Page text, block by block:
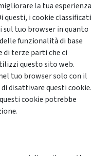
la tua esperienza
questi, i cookie classificati
tuo browser in quanto
funzionalità di base
di terze parti che ci
questo sito web.
tuo browser solo con il
disattivare questi cookie.
cookie potrebbe